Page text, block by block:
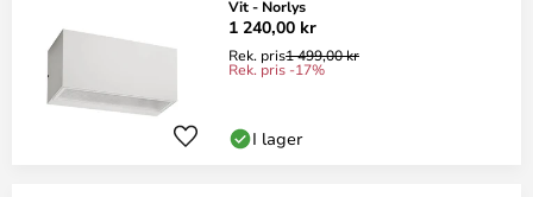
Vit - Norlys
1 240,00 kr
Rek. pris1 499,00 kr
Rek. pris -17%
I lager